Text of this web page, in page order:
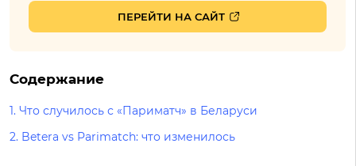
ПЕРЕЙТИ НА САЙТ
Содержание
1. Что случилось с «Париматч» в Беларуси
2. Betera vs Parimatch: что изменилось